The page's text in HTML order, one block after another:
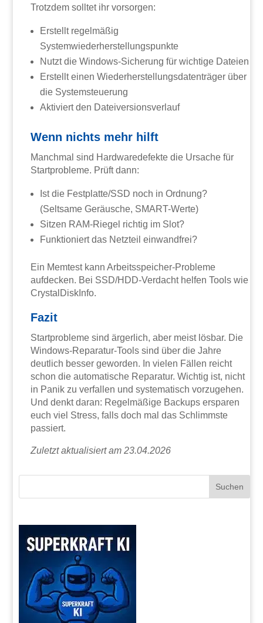
Trotzdem solltet ihr vorsorgen:
Erstellt regelmäßig
Systemwiederherstellungspunkte
Nutzt die Windows-Sicherung für wichtige Dateien
Erstellt einen Wiederherstellungsdatenträger über
die Systemsteuerung
Aktiviert den Dateiversionsverlauf
Wenn nichts mehr hilft
Manchmal sind Hardwaredefekte die Ursache für
Startprobleme. Prüft dann:
Ist die Festplatte/SSD noch in Ordnung?
(Seltsame Geräusche, SMART-Werte)
Sitzen RAM-Riegel richtig im Slot?
Funktioniert das Netzteil einwandfrei?
Ein Memtest kann Arbeitsspeicher-Probleme
aufdecken. Bei SSD/HDD-Verdacht helfen Tools wie
CrystalDiskInfo.
Fazit
Startprobleme sind ärgerlich, aber meist lösbar. Die
Windows-Reparatur-Tools sind über die Jahre
deutlich besser geworden. In vielen Fällen reicht
schon die automatische Reparatur. Wichtig ist, nicht
in Panik zu verfallen und systematisch vorzugehen.
Und denkt daran: Regelmäßige Backups ersparen
euch viel Stress, falls doch mal das Schlimmste
passiert.
Zuletzt aktualisiert am 23.04.2026